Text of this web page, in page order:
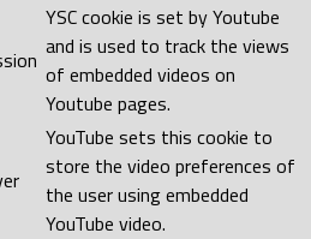
YSC cookie is set by Youtube
and is used to track the views
of embedded videos on
Youtube pages.
YouTube sets this cookie to
store the video preferences of
the user using embedded
YouTube video.